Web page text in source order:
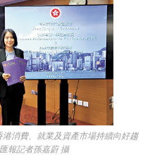
消費、就業及資產市場持續向好趨
報記者孫嘉蔚 攝